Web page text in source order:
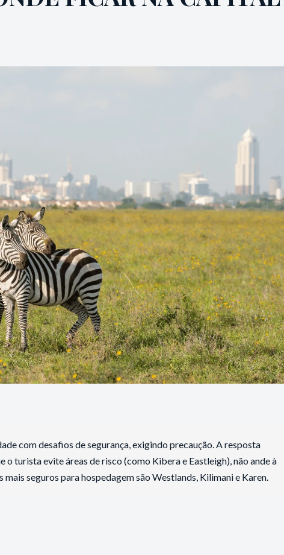
com desafios de segurança, exigindo precaução. A resposta
o turista evite áreas de risco (como Kibera e Eastleigh), não ande à
seguros para hospedagem são Westlands, Kilimani e Karen.